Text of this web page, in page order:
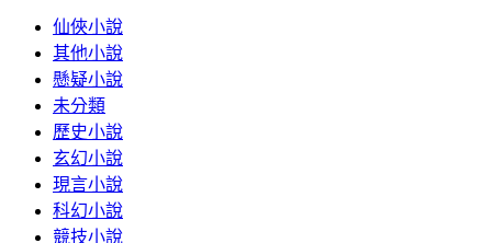
仙俠小說
其他小說
懸疑小說
未分類
歷史小說
玄幻小說
現言小說
科幻小說
競技小說